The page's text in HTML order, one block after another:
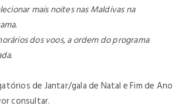
mais noites nas Maldivas na
dos voos, a ordem do programa
de Jantar/gala de Natal e Fim de Ano
consultar.